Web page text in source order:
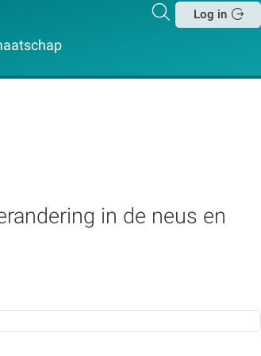
Zoeken
Log in
in de neus en